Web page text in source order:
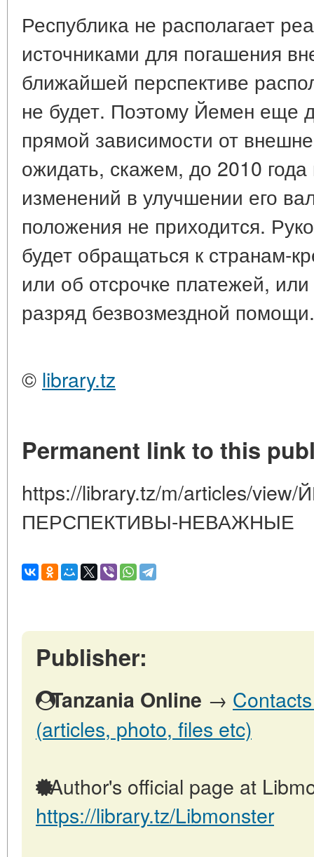
Республика не располагает
источниками для погашения
ближайшей перспективе
не будет. Поэтому Йемен еще
прямой зависимости от
ожидать, скажем, до 2010
изменений в улучшении его
положения не приходится.
будет обращаться к странам-
или об отсрочке платежей,
разряд безвозмездной помощи.
© library.tz
Permanent link to this
https://library.tz/m/articles/
ПЕРСПЕКТИВЫ-НЕВАЖНЫЕ
Publisher:
Tanzania Online →
(articles, photo, files etc)
Author's official page at
https://library.tz/Libmonster